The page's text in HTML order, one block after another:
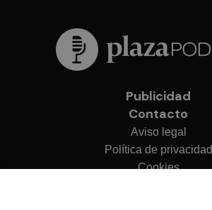
Publicidad
Contacto
Aviso legal
Política de privacidad
Cookies